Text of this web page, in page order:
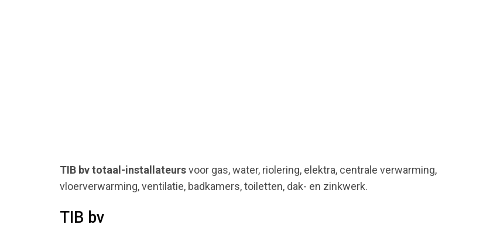
TIB bv totaal-installateursvoor gas, water, riolering, elektra, centrale verwarming,
vloerverwarming, ventilatie, badkamers, toiletten, dak- en zinkwerk.
TIB bv